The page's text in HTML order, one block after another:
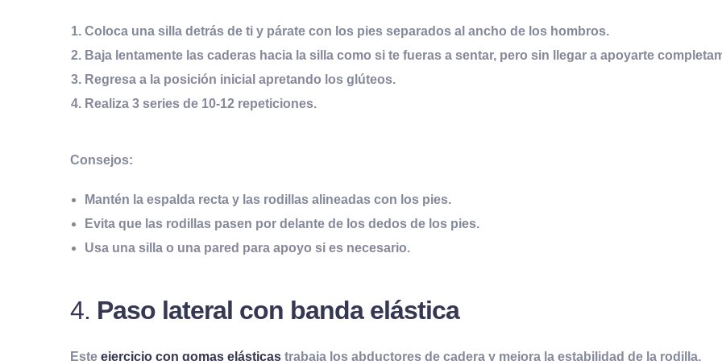
Coloca una silla detrás de ti y párate con los pies separados al ancho de los hombros.
Baja lentamente las caderas hacia la silla como si te fueras a sentar, pero sin llegar a apoyarte
Regresa a la posición inicial apretando los glúteos.
Realiza 3 series de 10-12 repeticiones.
Consejos:
Mantén la espalda recta y las rodillas alineadas con los pies.
Evita que las rodillas pasen por delante de los dedos de los pies.
Usa una silla o una pared para apoyo si es necesario.
4. Paso lateral con banda elástica
Este ejercicio con gomas elásticas trabaja los abductores de cadera y mejora la estabilidad de la rodilla.